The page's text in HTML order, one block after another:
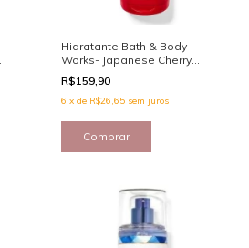
Hidratante Bath & Body
Works- Japanese Cherry
Blossom 226g
R$159,90
6 x de R$26,65 sem juros